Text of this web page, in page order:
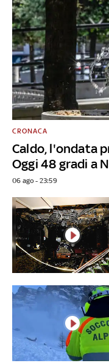
Caldo, l'ondata
Oggi 48 gradi a
CRONACA
06 ago - 23:59